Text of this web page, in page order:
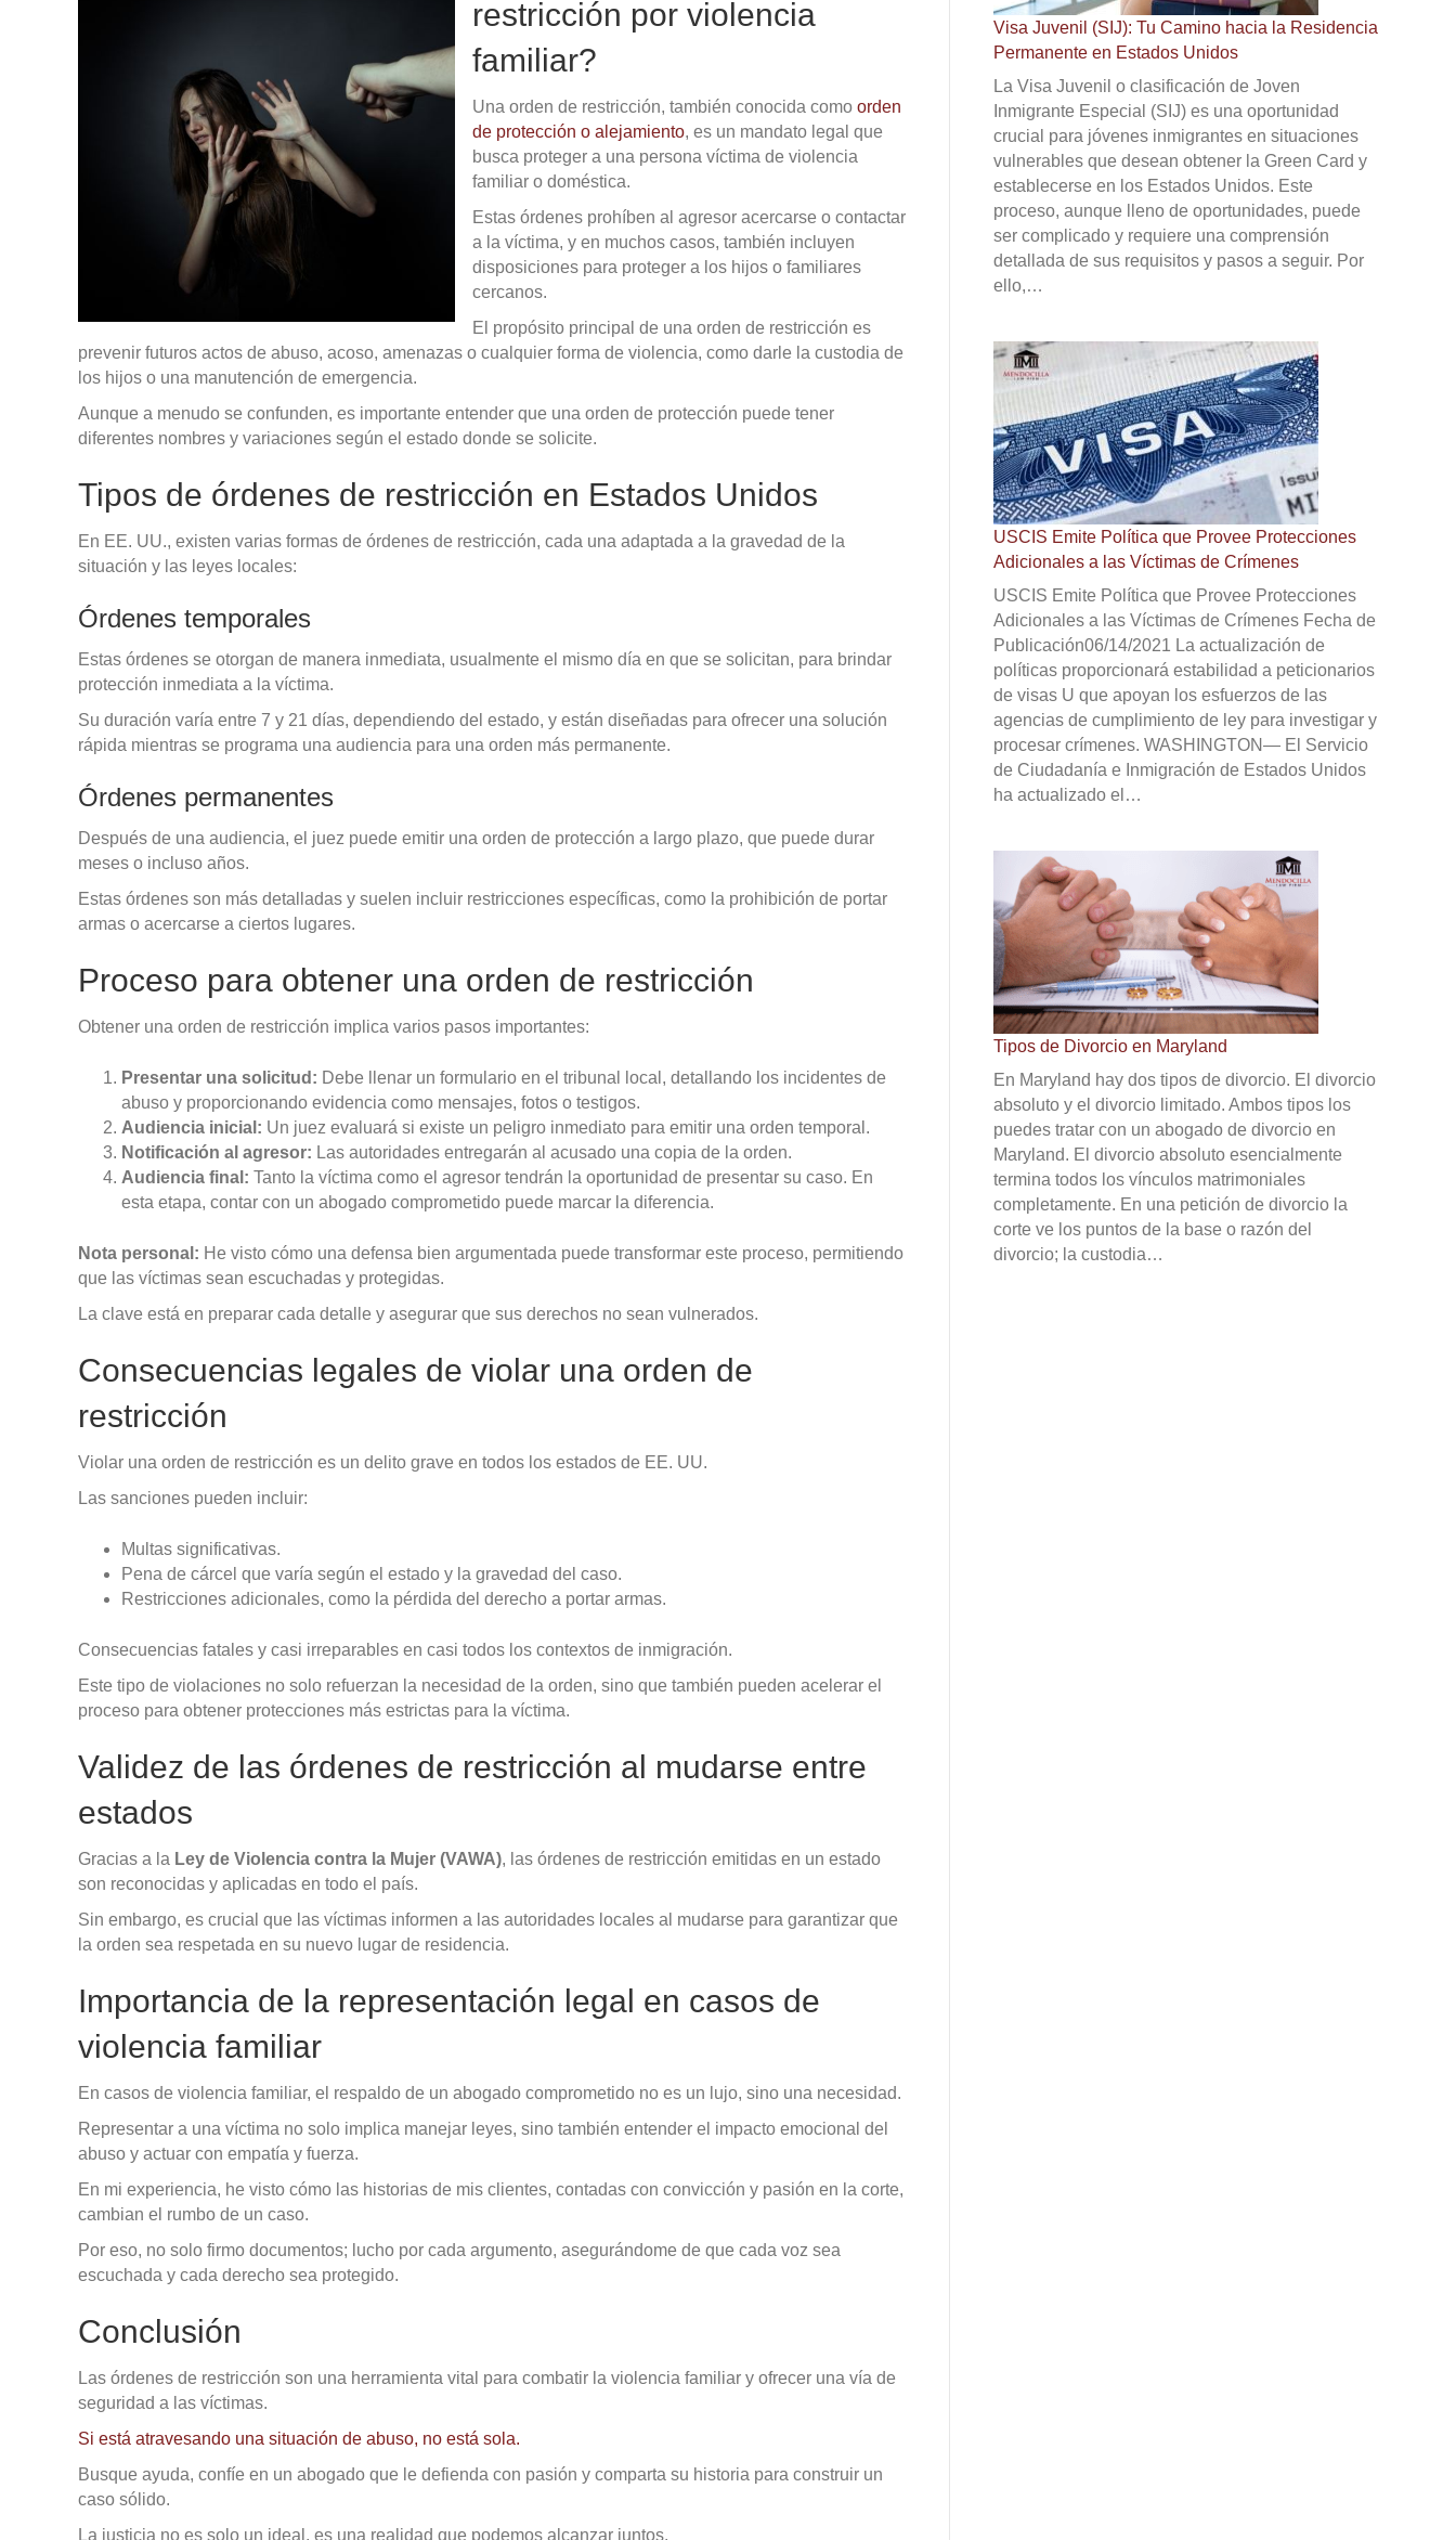
restricción por violencia
familiar?
Una orden de restricción, también conocida como orden
de protección o alejamiento, es un mandato legal que
busca proteger a una persona víctima de violencia
familiar o doméstica.
Estas órdenes prohíben al agresor acercarse o contactar
a la víctima, y en muchos casos, también incluyen
disposiciones para proteger a los hijos o familiares
cercanos.
El propósito principal de una orden de restricción es
prevenir futuros actos de abuso, acoso, amenazas o cualquier forma de violencia, como darle la custodia de
los hijos o una manutención de emergencia.
Aunque a menudo se confunden, es importante entender que una orden de protección puede tener
diferentes nombres y variaciones según el estado donde se solicite.
Tipos de órdenes de restricción en Estados Unidos
En EE. UU., existen varias formas de órdenes de restricción, cada una adaptada a la gravedad de la
situación y las leyes locales:
Órdenes temporales
Estas órdenes se otorgan de manera inmediata, usualmente el mismo día en que se solicitan, para brindar
protección inmediata a la víctima.
Su duración varía entre 7 y 21 días, dependiendo del estado, y están diseñadas para ofrecer una solución
rápida mientras se programa una audiencia para una orden más permanente.
Órdenes permanentes
Después de una audiencia, el juez puede emitir una orden de protección a largo plazo, que puede durar
meses o incluso años.
Estas órdenes son más detalladas y suelen incluir restricciones específicas, como la prohibición de portar
armas o acercarse a ciertos lugares.
Proceso para obtener una orden de restricción
Obtener una orden de restricción implica varios pasos importantes:
Presentar una solicitud: Debe llenar un formulario en el tribunal local, detallando los incidentes de
abuso y proporcionando evidencia como mensajes, fotos o testigos.
Audiencia inicial: Un juez evaluará si existe un peligro inmediato para emitir una orden temporal.
Notificación al agresor: Las autoridades entregarán al acusado una copia de la orden.
Audiencia final: Tanto la víctima como el agresor tendrán la oportunidad de presentar su caso. En
esta etapa, contar con un abogado comprometido puede marcar la diferencia.
Nota personal: He visto cómo una defensa bien argumentada puede transformar este proceso, permitiendo
que las víctimas sean escuchadas y protegidas.
La clave está en preparar cada detalle y asegurar que sus derechos no sean vulnerados.
Consecuencias legales de violar una orden de
restricción
Violar una orden de restricción es un delito grave en todos los estados de EE. UU.
Las sanciones pueden incluir:
Multas significativas.
Pena de cárcel que varía según el estado y la gravedad del caso.
Restricciones adicionales, como la pérdida del derecho a portar armas.
Consecuencias fatales y casi irreparables en casi todos los contextos de inmigración.
Este tipo de violaciones no solo refuerzan la necesidad de la orden, sino que también pueden acelerar el
proceso para obtener protecciones más estrictas para la víctima.
Validez de las órdenes de restricción al mudarse entre
estados
Gracias a la Ley de Violencia contra la Mujer (VAWA), las órdenes de restricción emitidas en un estado
son reconocidas y aplicadas en todo el país.
Sin embargo, es crucial que las víctimas informen a las autoridades locales al mudarse para garantizar que
la orden sea respetada en su nuevo lugar de residencia.
Importancia de la representación legal en casos de
violencia familiar
En casos de violencia familiar, el respaldo de un abogado comprometido no es un lujo, sino una necesidad.
Representar a una víctima no solo implica manejar leyes, sino también entender el impacto emocional del
abuso y actuar con empatía y fuerza.
En mi experiencia, he visto cómo las historias de mis clientes, contadas con convicción y pasión en la corte,
cambian el rumbo de un caso.
Por eso, no solo firmo documentos; lucho por cada argumento, asegurándome de que cada voz sea
escuchada y cada derecho sea protegido.
Conclusión
Las órdenes de restricción son una herramienta vital para combatir la violencia familiar y ofrecer una vía de
seguridad a las víctimas.
Si está atravesando una situación de abuso, no está sola.
Busque ayuda, confíe en un abogado que le defienda con pasión y comparta su historia para construir un
caso sólido.
La justicia no es solo un ideal, es una realidad que podemos alcanzar juntos.
Visa Juvenil (SIJ): Tu Camino hacia la Residencia
Permanente en Estados Unidos
La Visa Juvenil o clasificación de Joven
Inmigrante Especial (SIJ) es una oportunidad
crucial para jóvenes inmigrantes en situaciones
vulnerables que desean obtener la Green Card y
establecerse en los Estados Unidos. Este
proceso, aunque lleno de oportunidades, puede
ser complicado y requiere una comprensión
detallada de sus requisitos y pasos a seguir. Por
ello,…
USCIS Emite Política que Provee Protecciones
Adicionales a las Víctimas de Crímenes
USCIS Emite Política que Provee Protecciones
Adicionales a las Víctimas de Crímenes Fecha de
Publicación06/14/2021 La actualización de
políticas proporcionará estabilidad a peticionarios
de visas U que apoyan los esfuerzos de las
agencias de cumplimiento de ley para investigar y
procesar crímenes. WASHINGTON— El Servicio
de Ciudadanía e Inmigración de Estados Unidos
ha actualizado el…
Tipos de Divorcio en Maryland
En Maryland hay dos tipos de divorcio. El divorcio
absoluto y el divorcio limitado. Ambos tipos los
puedes tratar con un abogado de divorcio en
Maryland. El divorcio absoluto esencialmente
termina todos los vínculos matrimoniales
completamente. En una petición de divorcio la
corte ve los puntos de la base o razón del
divorcio; la custodia…